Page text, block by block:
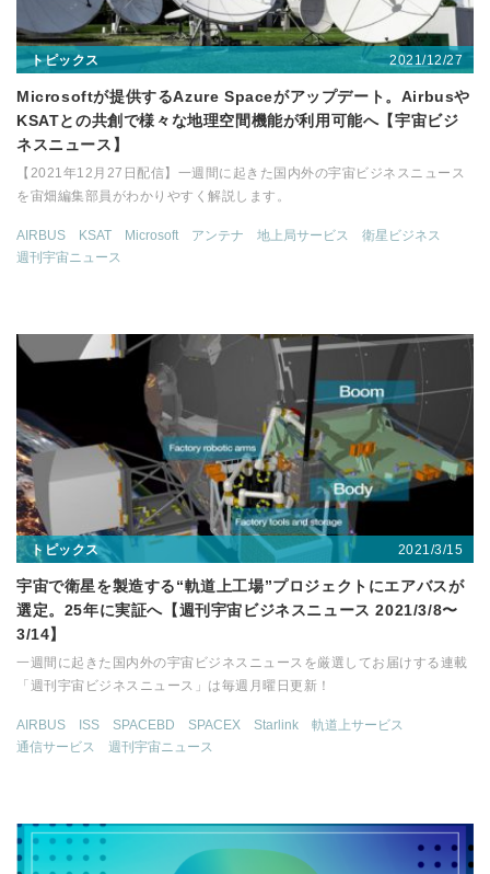
トピックス 2021/12/27
Microsoftが提供するAzure Spaceがアップデート。Airbusや
KSATとの共創で様々な地理空間機能が利用可能へ【宇宙ビジ
ネスニュース】
【2021年12月27日配信】一週間に起きた国内外の宇宙ビジネスニュース
を宙畑編集部員がわかりやすく解説します。
AIRBUS KSAT Microsoft アンテナ 地上局サービス
衛星ビジネス
週刊宇宙ニュース
トピックス 2021/3/15
宇宙で衛星を製造する“軌道上工場”プロジェクトにエアバスが
選定。25年に実証へ【週刊宇宙ビジネスニュース 2021/3/8〜
3/14】
一週間に起きた国内外の宇宙ビジネスニュースを厳選してお届けする連載
「週刊宇宙ビジネスニュース」は毎週月曜日更新！
AIRBUS ISS SPACEBD SPACEX Starlink
軌道上サービス
通信サービス
週刊宇宙ニュース